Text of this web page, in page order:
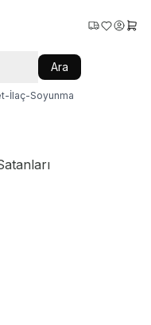
Ara
Favorilerim
İlaç-Soyunma